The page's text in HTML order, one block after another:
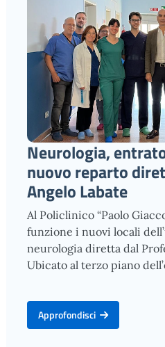
Neurologia,
nuovo reparto
Angelo Labate
Al Policlinico “Paolo
funzione i nuovi locali
neurologia diretta dal
Ubicato al terzo piano
Approfondisci